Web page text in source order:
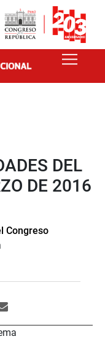
DEL
DE 2016
Congreso